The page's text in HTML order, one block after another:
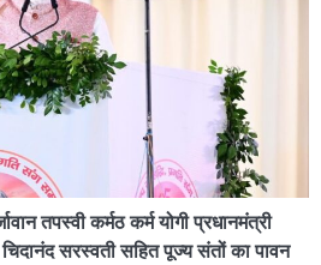
तपस्वी कर्मठ कर्म योगी प्रधानमंत्री
सरस्वती सहित पूज्य संतों का पावन